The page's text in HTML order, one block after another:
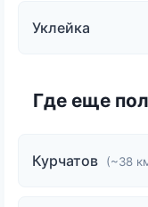
Уклейка
Где еще
Курчатов (~38